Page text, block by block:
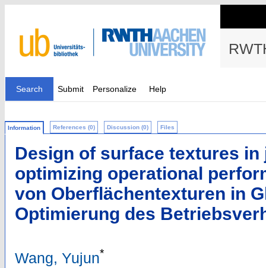
Search Submit Personalize Help
Information References (0) Discussion (0) Files
Design of surface textures
optimizing operational
von Oberflächentexturen in
Optimierung des
Wang, Yujun*